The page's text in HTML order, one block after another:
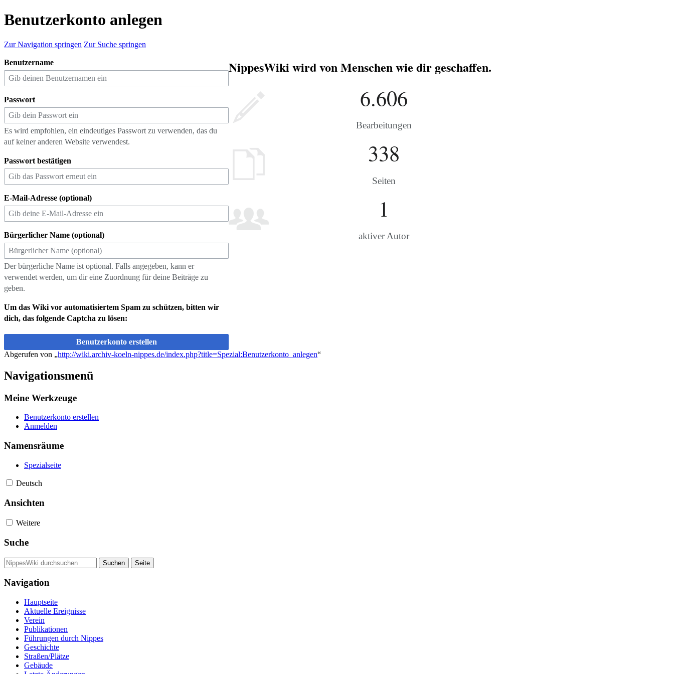
Benutzerkonto anlegen
Zur Navigation springen Zur Suche springen
Benutzername
Passwort
Es wird empfohlen, ein eindeutiges Passwort zu verwenden, das du
auf keiner anderen Website verwendest.
Passwort bestätigen
E-Mail-Adresse (optional)
Bürgerlicher Name (optional)
Der bürgerliche Name ist optional. Falls angegeben, kann er
verwendet werden, um dir eine Zuordnung für deine Beiträge zu
geben.
Um das Wiki vor automatisiertem Spam zu schützen, bitten wir
dich, das folgende Captcha zu lösen:
Benutzerkonto erstellen
NippesWiki wird von Menschen wie dir geschaffen.
6.606
Bearbeitungen
338
Seiten
1
aktiver Autor
Abgerufen von „http://wiki.archiv-koeln-nippes.de/index.php?title=Spezial:Benutzerkonto_anlegen“
Navigationsmenü
Meine Werkzeuge
Benutzerkonto erstellen
Anmelden
Namensräume
Spezialseite
Deutsch
Ansichten
Weitere
Suche
Navigation
Hauptseite
Aktuelle Ereignisse
Verein
Publikationen
Führungen durch Nippes
Geschichte
Straßen/Plätze
Gebäude